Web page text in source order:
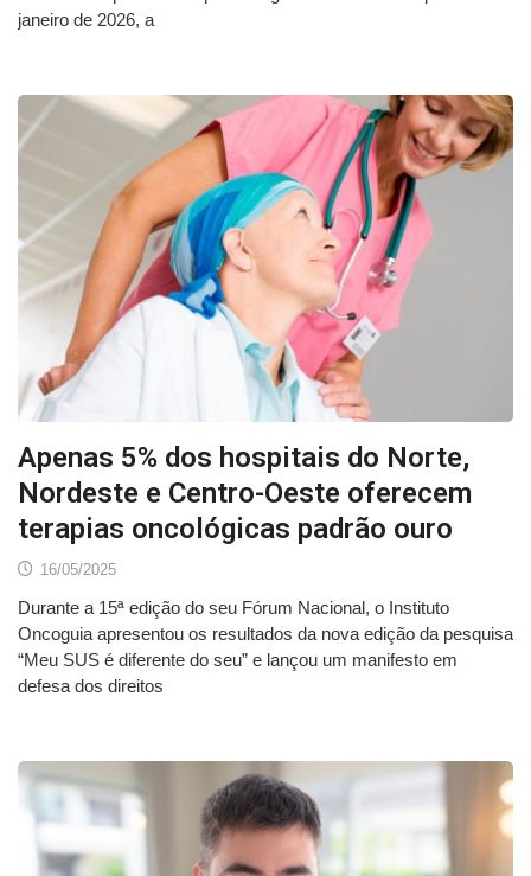
janeiro de 2026, a
Apenas 5% dos hospitais do Norte,
Nordeste e Centro-Oeste oferecem
terapias oncológicas padrão ouro
16/05/2025
Durante a 15ª edição do seu Fórum Nacional, o Instituto
Oncoguia apresentou os resultados da nova edição da pesquisa
“Meu SUS é diferente do seu” e lançou um manifesto em
defesa dos direitos